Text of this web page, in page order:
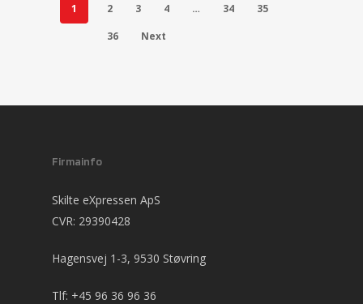
1 2 3 4 … 34
35
36
Next
Firmainfo
Skilte eXpressen ApS
CVR: 29390428
Hagensvej 1-3, 9530 Støvring
Tlf: +45 96 36 96 36